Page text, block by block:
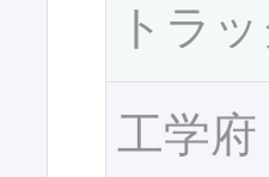
トラ
工学府